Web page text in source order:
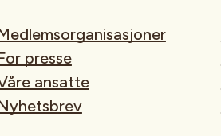
presse
ansatte